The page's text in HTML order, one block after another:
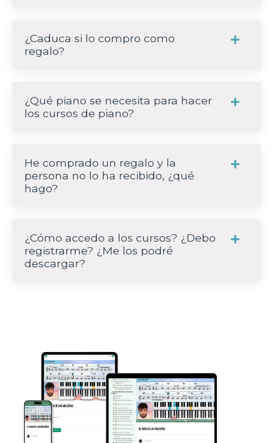
¿Caduca si lo compro como
regalo?
¿Qué piano se necesita para hacer
los cursos de piano?
He comprado un regalo y la
persona no lo ha recibido, ¿qué
hago?
¿Cómo accedo a los cursos? ¿Debo
registrarme? ¿Me los podré
descargar?